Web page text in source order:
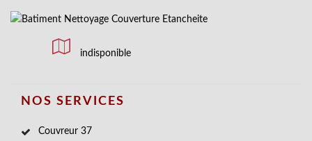
indisponible
NOS SERVICES
Couvreur 37